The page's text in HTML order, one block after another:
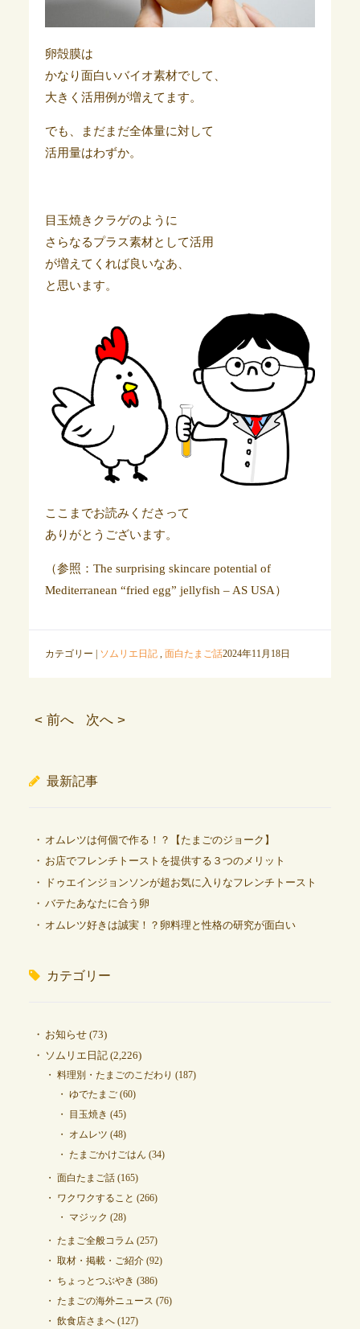
卵殻膜は
かなり面白いバイオ素材でして、
大きく活用例が増えてます。
でも、まだまだ全体量に対して
活用量はわずか。
目玉焼きクラゲのように
さらなるプラス素材として活用
が増えてくれば良いなあ、
と思います。
ここまでお読みくださって
ありがとうございます。
（参照：The surprising skincare potential of
Mediterranean “fried egg” jellyfish – AS USA）
カテゴリー | ソムリエ日記, 面白たまご話2024年11月18日
< 前へ 次へ >
最新記事
オムレツは何個で作る！？【たまごのジョーク】
お店でフレンチトーストを提供する３つのメリット
ドゥエインジョンソンが超お気に入りなフレンチトースト
バテたあなたに合う卵
オムレツ好きは誠実！？卵料理と性格の研究が面白い
カテゴリー
お知らせ(73)
ソムリエ日記(2,226)
料理別・たまごのこだわり (187)
ゆでたまご(60)
目玉焼き (45)
オムレツ (48)
たまごかけごはん (34)
面白たまご話(165)
ワクワクすること (266)
マジック (28)
たまご全般コラム (257)
取材・掲載・ご紹介(92)
ちょっとつぶやき (386)
たまごの海外ニュース (76)
飲食店さまへ(127)